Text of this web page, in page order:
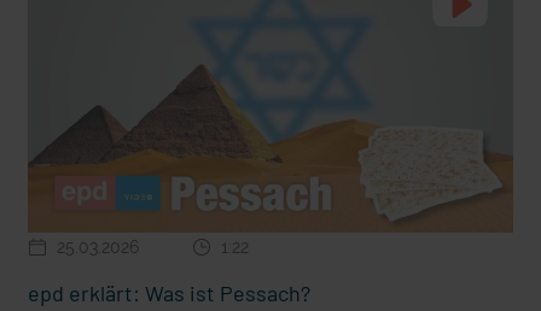
Seelsorge für Trucker: "Könige der
"Wir bauen Cherson wieder auf" -
25.03.2026 1:22
epd erklärt: Was ist Pessach?